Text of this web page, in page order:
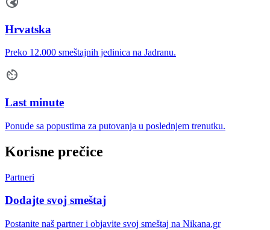
Hrvatska
Preko 12.000 smeštajnih jedinica na Jadranu.
Last minute
Ponude sa popustima za putovanja u poslednjem trenutku.
Korisne prečice
Partneri
Dodajte svoj smeštaj
Postanite naš partner i objavite svoj smeštaj na Nikana.gr